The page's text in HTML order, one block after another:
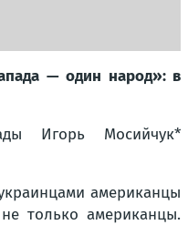
— один народ»: в
Игорь Мосийчук*
американцы
только американцы.